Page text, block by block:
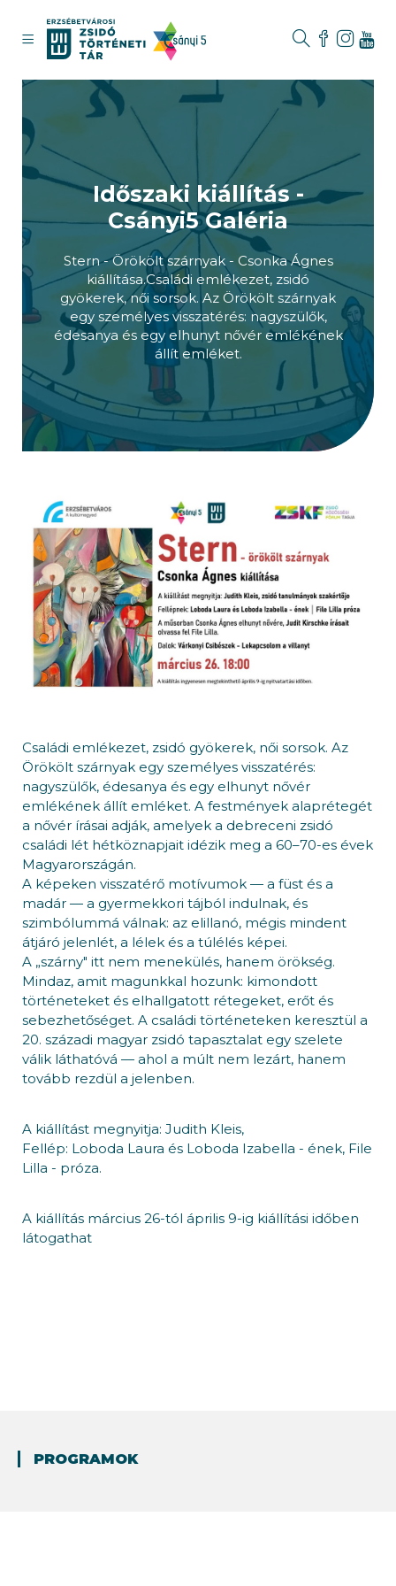
Időszaki kiállítás -
Csányi5 Galéria
Stern - Örökölt szárnyak - Csonka Ágnes
kiállítása.Családi emlékezet, zsidó
gyökerek, női sorsok. Az Örökölt szárnyak
egy személyes visszatérés: nagyszülők,
édesanya és egy elhunyt nővér emlékének
állít emléket.
Családi emlékezet, zsidó gyökerek, női sorsok. Az
Örökölt szárnyak egy személyes visszatérés:
nagyszülők, édesanya és egy elhunyt nővér
emlékének állít emléket. A festmények alaprétegét
a nővér írásai adják, amelyek a debreceni zsidó
családi lét hétköznapjait idézik meg a 60–70-es évek
Magyarországán.
A képeken visszatérő motívumok — a füst és a
madár — a gyermekkori tájból indulnak, és
szimbólummá válnak: az elillanó, mégis mindent
átjáró jelenlét, a lélek és a túlélés képei.
A „szárny" itt nem menekülés, hanem örökség.
Mindaz, amit magunkkal hozunk: kimondott
történeteket és elhallgatott rétegeket, erőt és
sebezhetőséget. A családi történeteken keresztül a
20. századi magyar zsidó tapasztalat egy szelete
válik láthatóvá — ahol a múlt nem lezárt, hanem
tovább rezdül a jelenben.
A kiállítást megnyitja: Judith Kleis,
Fellép: Loboda Laura és Loboda Izabella - ének, File
Lilla - próza.
A kiállítás március 26-tól április 9-ig kiállítási időben
látogathat
PROGRAMOK